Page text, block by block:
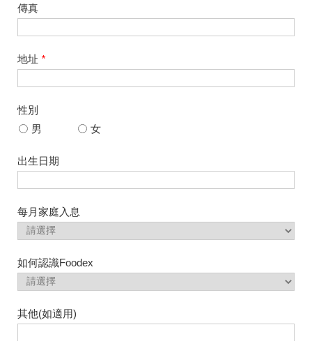
傳真
地址 *
性別
男
女
出生日期
每月家庭入息
如何認識Foodex
其他(如適用)